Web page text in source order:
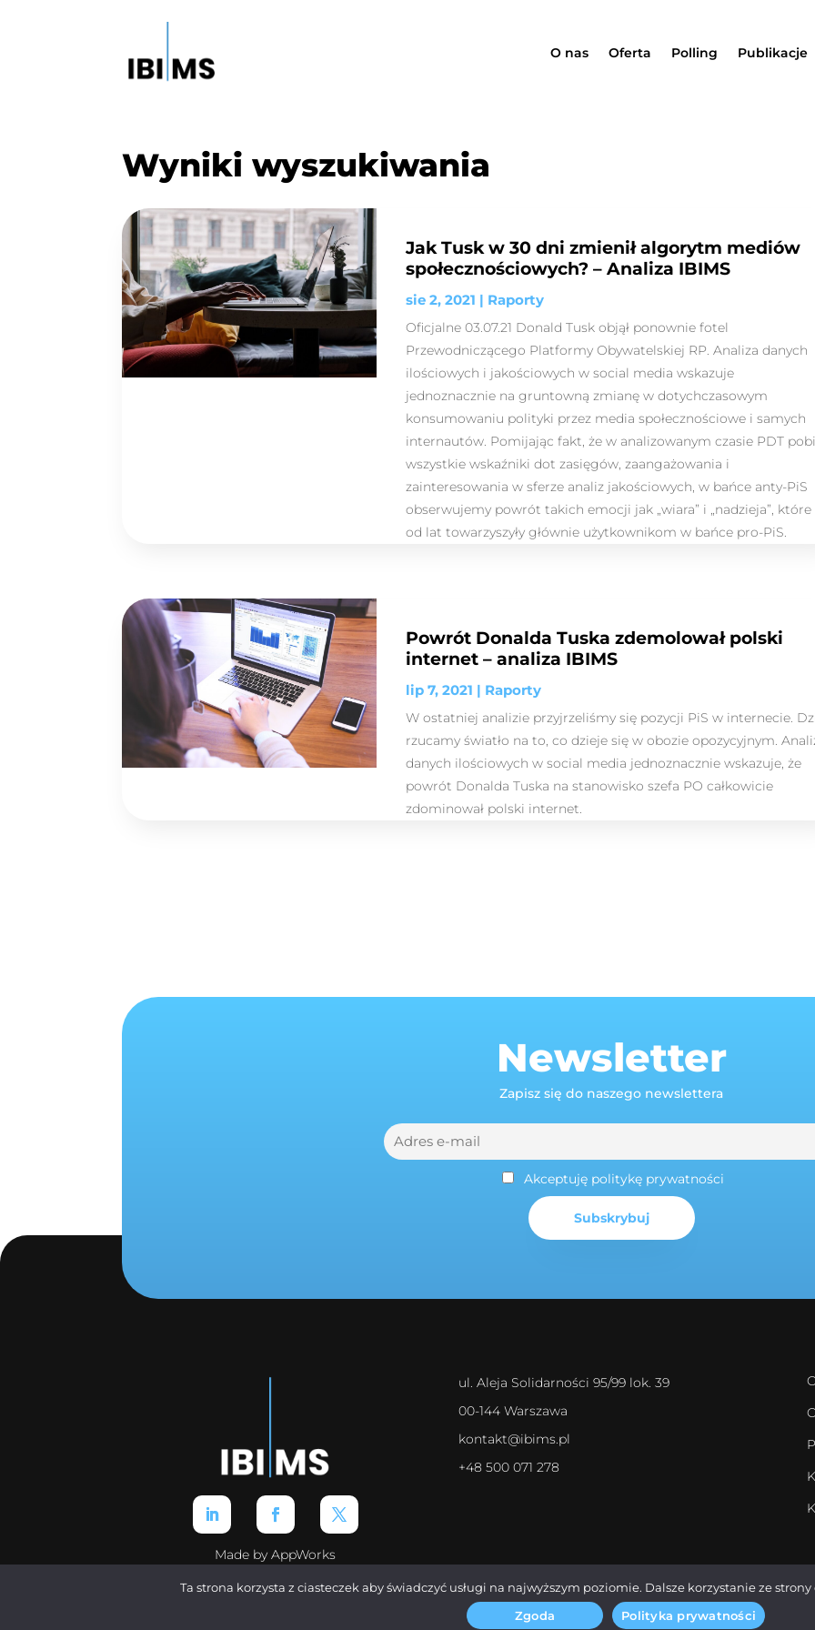
O nas Oferta Polling Publikacje
Wyniki wyszukiwania
Jak Tusk w 30 dni zmienił algorytm mediów
społecznościowych? – Analiza IBIMS
sie 2, 2021 | Raporty
Oficjalne 03.07.21 Donald Tusk objął ponownie fotel
Przewodniczącego Platformy Obywatelskiej RP. Analiza danych
ilościowych i jakościowych w social media wskazuje
jednoznacznie na gruntowną zmianę w dotychczasowym
konsumowaniu polityki przez media społecznościowe i samych
internautów. Pomijając fakt, że w analizowanym czasie PDT
wszystkie wskaźniki dot zasięgów, zaangażowania i
zainteresowania w sferze analiz jakościowych, w bańce anty-PiS
obserwujemy powrót takich emocji jak „wiara” i „nadzieja”, które
od lat towarzyszyły głównie użytkownikom w bańce pro-PiS.
Powrót Donalda Tuska zdemolował polski
internet – analiza IBIMS
lip 7, 2021 | Raporty
W ostatniej analizie przyjrzeliśmy się pozycji PiS w internecie.
rzucamy światło na to, co dzieje się w obozie opozycyjnym.
danych ilościowych w social media jednoznacznie wskazuje, że
powrót Donalda Tuska na stanowisko szefa PO całkowicie
zdominował polski internet.
Newsletter
Zapisz się do naszego newslettera
Akceptuję politykę prywatności
Made by AppWorks
ul. Aleja Solidarności 95/99 lok. 39
00-144 Warszawa
kontakt@ibims.pl
+48 500 071 278
Ta strona korzysta z ciasteczek aby świadczyć usługi na najwyższym poziomie. Dalsze korzystanie ze
Zgoda
Polityka prywatności